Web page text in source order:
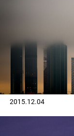
2015.12.04